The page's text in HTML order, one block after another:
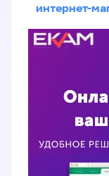
интернет-